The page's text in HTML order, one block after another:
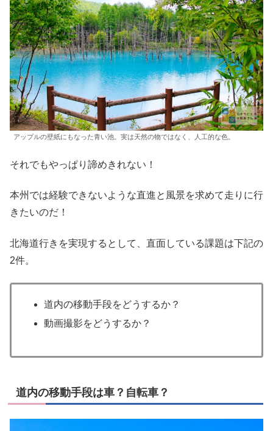
アップルの壁紙にもなった青い池。実は天然の物ではなく、人工的な色。
それでもやっぱり諦めきれない！
本州では経験できないような直進と風景を求めて走りに行
きたいのだ！
北海道行きを実現するとして、直面している課題は下記の
2件。
道内の移動手段をどうするか？
動画撮影をどうするか？
道内の移動手段は車？自転車？